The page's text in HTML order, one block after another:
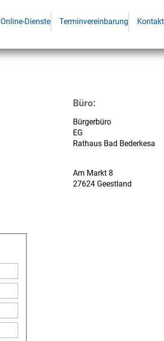
Online-Dienste Terminvereinbarung Kontakt
Büro:
Bürgerbüro
EG
Rathaus Bad Bederkesa
Am Markt 8
27624 Geestland